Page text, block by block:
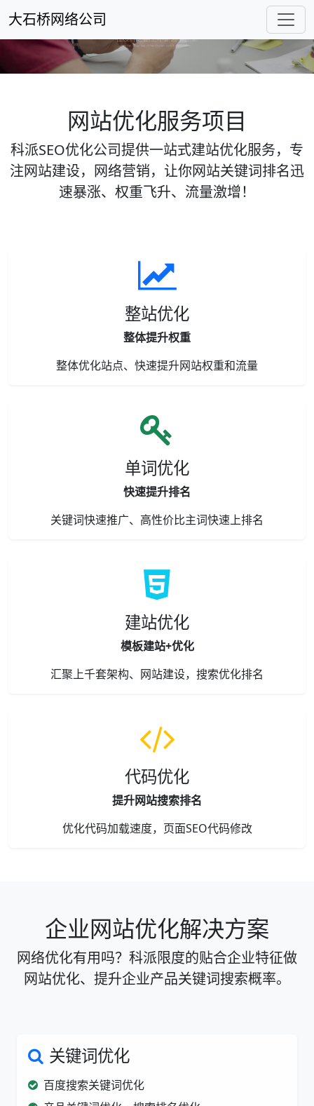
大石桥网络公司
网站优化服务项目
科派SEO优化公司提供一站式建站优化服务，专
注网站建设，网络营销，让你网站关键词排名迅
速暴涨、权重飞升、流量激增！
整站优化
整体提升权重
整体优化站点、快速提升网站权重和流量
单词优化
快速提升排名
关键词快速推广、高性价比主词快速上排名
建站优化
模板建站+优化
汇聚上千套架构、网站建设，搜索优化排名
代码优化
提升网站搜索排名
优化代码加载速度，页面SEO代码修改
企业网站优化解决方案
网络优化有用吗？科派限度的贴合企业特征做
网站优化、提升企业产品关键词搜索概率。
关键词优化
百度搜索关键词优化